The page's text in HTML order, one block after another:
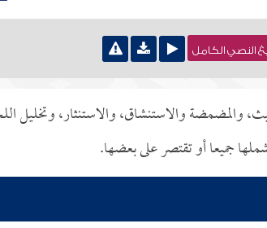
النصي الكامل
والمضمضة والاستنشاق، والاستنثار، وتخليل
جميعا أو تقتصر على بعضها.